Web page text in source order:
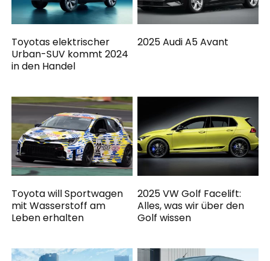
Toyotas elektrischer
Urban-SUV kommt 2024
in den Handel
2025 Audi A5 Avant
Toyota will Sportwagen
mit Wasserstoff am
Leben erhalten
2025 VW Golf Facelift:
Alles, was wir über den
Golf wissen